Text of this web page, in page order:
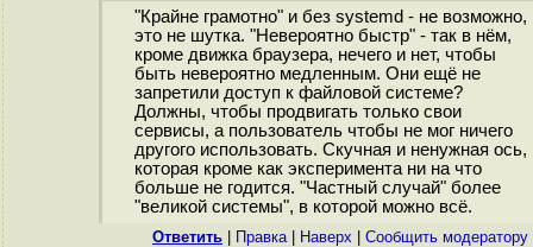
"Крайне грамотно" и без systemd - не возможно,
это не шутка. "Невероятно быстр" - так в нём,
кроме движка браузера, нечего и нет, чтобы
быть невероятно медленным. Они ещё не
запретили доступ к файловой системе?
Должны, чтобы продвигать только свои
сервисы, а пользователь чтобы не мог ничего
другого использовать. Скучная и ненужная ось,
которая кроме как эксперимента ни на что
больше не годится. "Частный случай" более
"великой системы", в которой можно всё.
Ответить Правка| Наверх Cообщить модератору